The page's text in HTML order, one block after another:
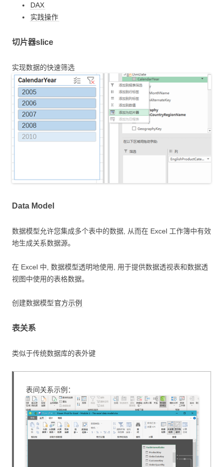
DAX
实践操作
切片器slice
实现数据的快速筛选
Data Model
数据模型允许您集成多个表中的数据, 从而在 Excel 工作簿中有效
地生成关系数据源。
在 Excel 中, 数据模型透明地使用, 用于提供数据透视表和数据透
视图中使用的表格数据。
创建数据模型官方示例
表关系
类似于传统数据库的表外键
表间关系示例：